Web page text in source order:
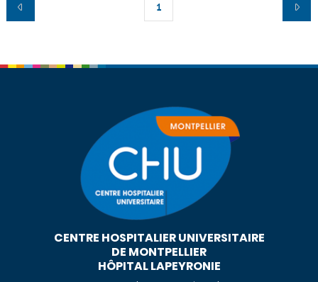
1
CENTRE HOSPITALIER UNIVERSITAIRE
DE MONTPELLIER
HÔPITAL LAPEYRONIE